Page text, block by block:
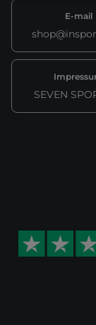
E-mail
SEVEN